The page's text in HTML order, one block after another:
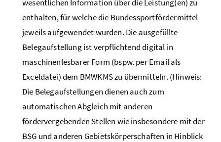
wesentlichen Information über die Leistung(en) zu
enthalten, für welche die Bundessportfördermittel
jeweils aufgewendet wurden. Die ausgefüllte
Belegaufstellung ist verpflichtend digital in
maschinenlesbarer Form (bspw. per Email als
Exceldatei) dem BMWKMS zu übermitteln. (Hinweis:
Die Belegaufstellungen dienen auch zum
automatischen Abgleich mit anderen
fördervergebenden Stellen wie insbesondere mit der
BSG und anderen Gebietskörperschaften in Hinblick